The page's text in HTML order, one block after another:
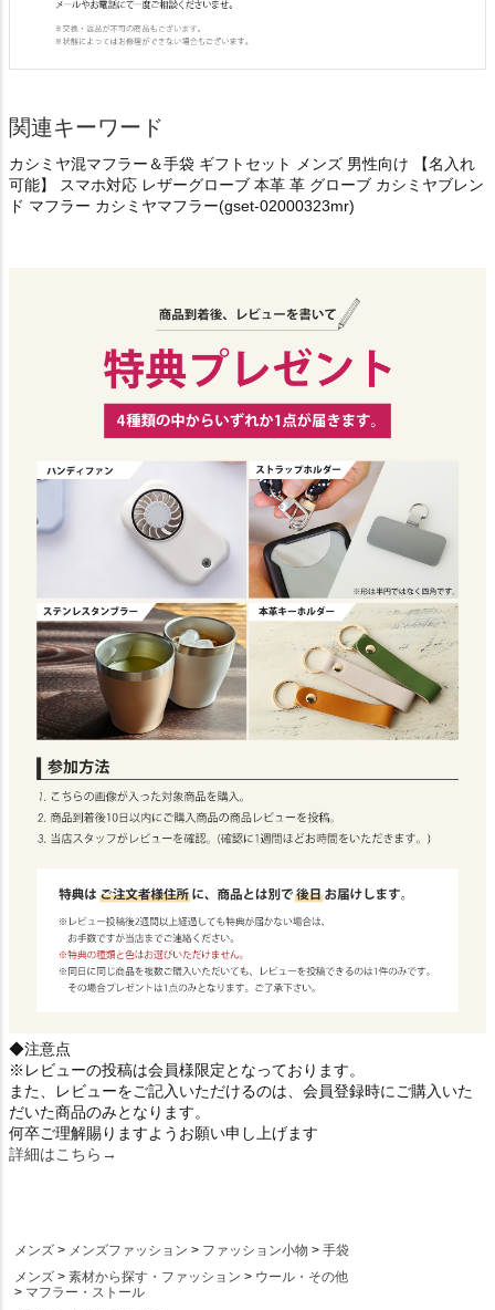
関連キーワード
カシミヤ混マフラー＆手袋 ギフトセット メンズ 男性向け 【名入れ
可能】 スマホ対応 レザーグローブ 本革 革 グローブ カシミヤブレン
ド マフラー カシミヤマフラー(gset-02000323mr)
◆注意点
※レビューの投稿は会員様限定となっております。
また、レビューをご記入いただけるのは、会員登録時にご購入いた
だいた商品のみとなります。
何卒ご理解賜りますようお願い申し上げます
詳細はこちら→
メンズ メンズファッション ファッション小物
手袋
メンズ
素材から探す・ファッション
ウール・その他
マフラー・ストール